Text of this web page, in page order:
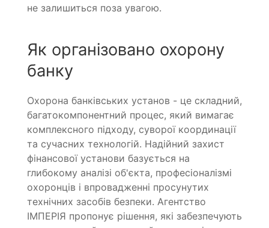
не залишиться поза увагою.
Як організовано охорону
банку
Охорона банківських установ - це складний,
багатокомпонентний процес, який вимагає
комплексного підходу, суворої координації
та сучасних технологій. Надійний захист
фінансової установи базується на
глибокому аналізі об'єкта, професіоналізмі
охоронців і впровадженні просунутих
технічних засобів безпеки. Агентство
ІМПЕРІЯ пропонує рішення, які забезпечують